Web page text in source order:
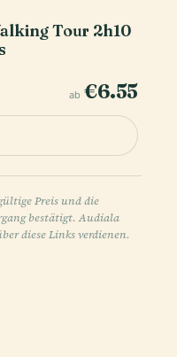
Tour 2h10
ab €6.55
Preis und die
bestätigt. Audiala
diese Links verdienen.